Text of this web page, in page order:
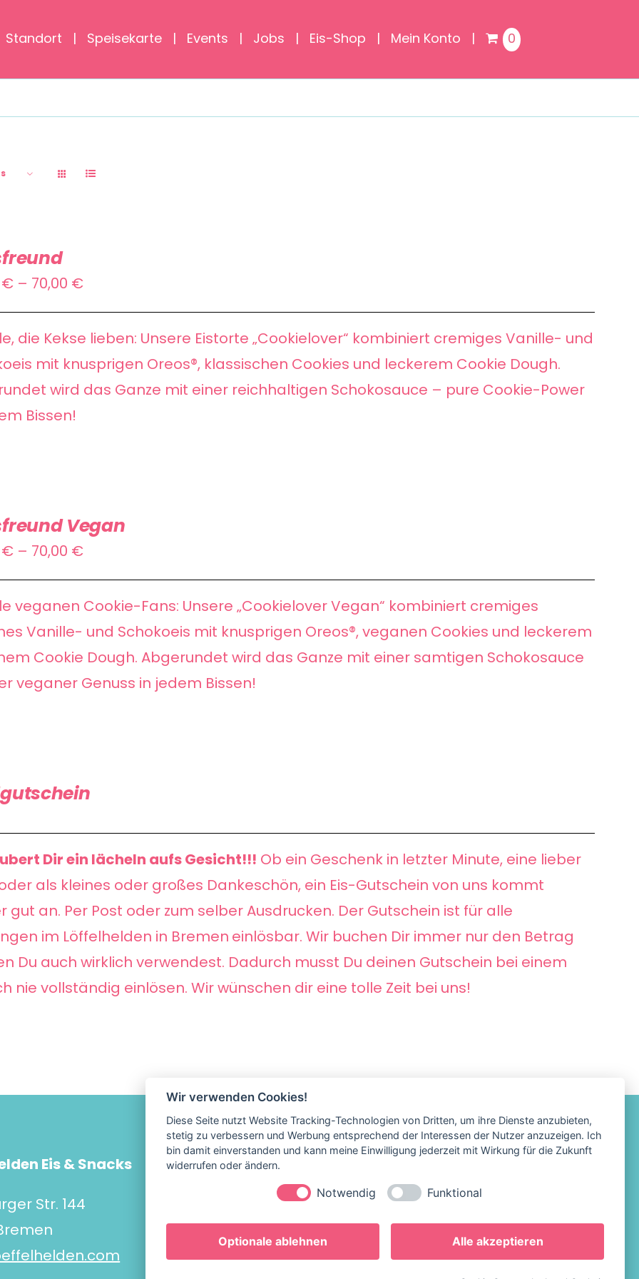
Standort Speisekarte Events Jobs Eis-Shop Mein Konto 0
€ – 70,00 €Preisspanne:
55,00 €
bis
70,00 €
die Kekse lieben: Unsere Eistorte „Cookielover“ kombiniert cremiges Vanille- und
mit knusprigen Oreos®, klassischen Cookies und leckerem Cookie Dough.
wird das Ganze mit einer reichhaltigen Schokosauce – pure Cookie-Power
Bissen!
Vegan
€ – 70,00 €Preisspanne:
55,00 €
bis
70,00 €
veganen Cookie-Fans: Unsere „Cookielover Vegan“ kombiniert cremiges
Vanille- und Schokoeis mit knusprigen Oreos®, veganen Cookies und leckerem
Cookie Dough. Abgerundet wird das Ganze mit einer samtigen Schokosauce
veganer Genuss in jedem Bissen!
Dir ein lächeln aufs Gesicht!!! Ob ein Geschenk in letzter Minute, eine lieber
als kleines oder großes Dankeschön, ein Eis-Gutschein von uns kommt
gut an. Per Post oder zum selber Ausdrucken. Der Gutschein ist für alle
im Löffelhelden in Bremeneinlösbar. Wir buchen Dir immer nur den Betrag
Du auch wirklich verwendest. Dadurch musst Du deinen Gutschein bei einem
nie vollständig einlösen. Wir wünschen dir eine tolle Zeit bei uns!
Eis & Snacks
Str. 144
Impressum
Datenschutz
[eu_owb_order_withdrawal_button]
Wir verwenden Cookies!
Diese Seite nutzt Website Tracking-Technologien von Dritten, um ihre Dienste anzubieten,
stetig zu verbessern und Werbung entsprechend der Interessen der Nutzer anzuzeigen. Ich
bin damit einverstanden und kann meine Einwilligung jederzeit mit Wirkung für die Zukunft
widerrufen oder ändern.
Notwendig Funktional
Optionale ablehnen Alle akzeptieren